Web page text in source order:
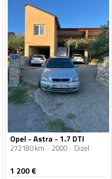
Opel - Astra - 1.7 DTI
272180 km 2000 Dizel
1 200€